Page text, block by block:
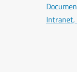
Intranet,